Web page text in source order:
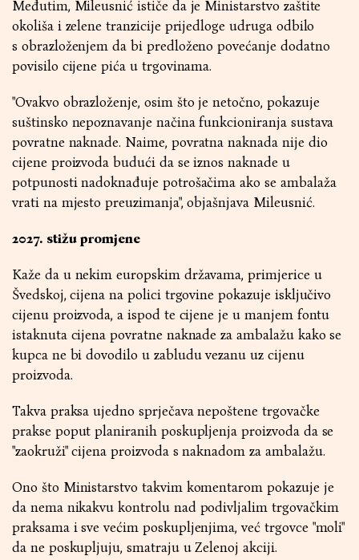
Međutim, Mileusnić ističe da je Ministarstvo zaštite
okoliša i zelene tranzicije prijedloge udruga odbilo
s obrazloženjem da bi predloženo povećanje dodatno
povisilo cijene pića u trgovinama.
"Ovakvo obrazloženje, osim što je netočno, pokazuje
suštinsko nepoznavanje načina funkcioniranja sustava
povratne naknade. Naime, povratna naknada nije dio
cijene proizvoda budući da se iznos naknade u
potpunosti nadoknađuje potrošačima ako se ambalaža
vrati na mjesto preuzimanja", objašnjava Mileusnić.
2027. stižu promjene
Kaže da u nekim europskim državama, primjerice u
Švedskoj, cijena na polici trgovine pokazuje isključivo
cijenu proizvoda, a ispod te cijene je u manjem fontu
istaknuta cijena povratne naknade za ambalažu kako se
kupca ne bi dovodilo u zabludu vezanu uz cijenu
proizvoda.
Takva praksa ujedno sprječava nepoštene trgovačke
prakse poput planiranih poskupljenja proizvoda da se
"zaokruži" cijena proizvoda s naknadom za ambalažu.
Ono što Ministarstvo takvim komentarom pokazuje je
da nema nikakvu kontrolu nad podivljalim trgovačkim
praksama i sve većim poskupljenjima, već trgovce "moli"
da ne poskupljuju, smatraju u Zelenoj akciji.